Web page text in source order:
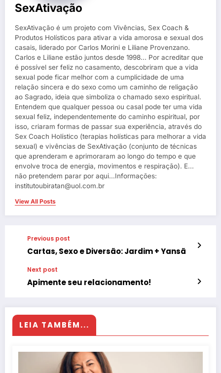
SexAtivação
SexAtivação é um projeto com Vivências, Sex Coach &
Produtos Holísticos para ativar a vida amorosa e sexual dos
casais, liderado por Carlos Morini e Liliane Provenzano.
Carlos e Liliane estão juntos desde 1998... Por acreditar que
é possível ser feliz no casamento, descobriram que a vida
sexual pode ficar melhor com a cumplicidade de uma
relação sincera e do sexo como um caminho de religação
ao Sagrado, ideia que simboliza o chamado sexo espiritual.
Entendem que qualquer pessoa ou casal pode ter uma vida
sexual feliz, independentemente do caminho espiritual, por
isso, criaram formas de passar sua experiência, através do
Sex Coach Holístico (terapias holísticas para melhorar a vida
sexual) e vivências de SexAtivação (conjunto de técnicas
que aprenderam e aprimoraram ao longo do tempo e que
envolve troca de energia, movimentos e respiração). E...
não pretendem parar por aqui...Informações:
institutoubiratan@uol.com.br
View All Posts
Previous post
Cartas, Sexo e Diversão: Jardim + Yansã
Next post
Apimente seu relacionamento!
LEIA TAMBÉM...